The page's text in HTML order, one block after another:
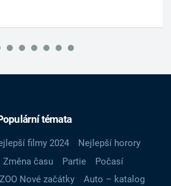
témata
filmy 2024
Nejlepší horory
Změna času Partie
Počasí
ZOO Nové začátky
Auto – katalog